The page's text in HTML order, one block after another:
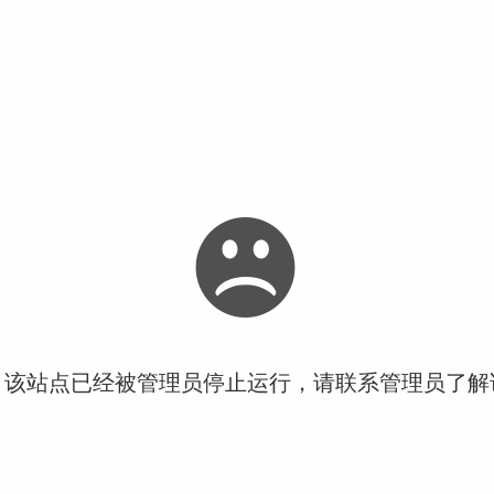
站点已经被管理员停止运行，请联系管理员了